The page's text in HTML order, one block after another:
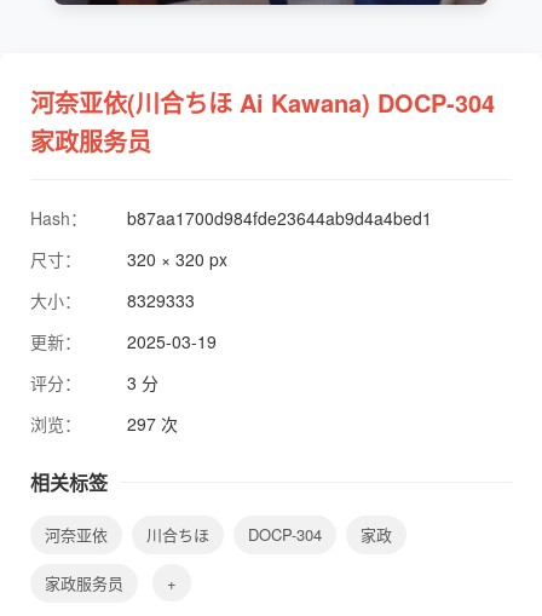
河奈亚依(川合ちほ Ai Kawana) DOCP-304
家政服务员
Hash：
b87aa1700d984fde23644ab9d4a4bed1
尺寸：
320 × 320 px
大小：
8329333
更新：
2025-03-19
评分：
3 分
浏览：
297 次
相关标签
河奈亚依 川合ちほ DOCP-304 家政
家政服务员 +